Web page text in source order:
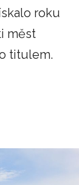
roku
měst
titulem.